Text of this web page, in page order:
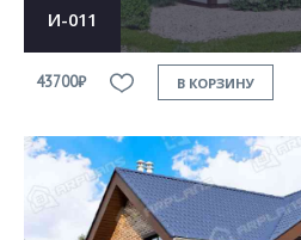
И-011
43700₽ В КОРЗИНУ